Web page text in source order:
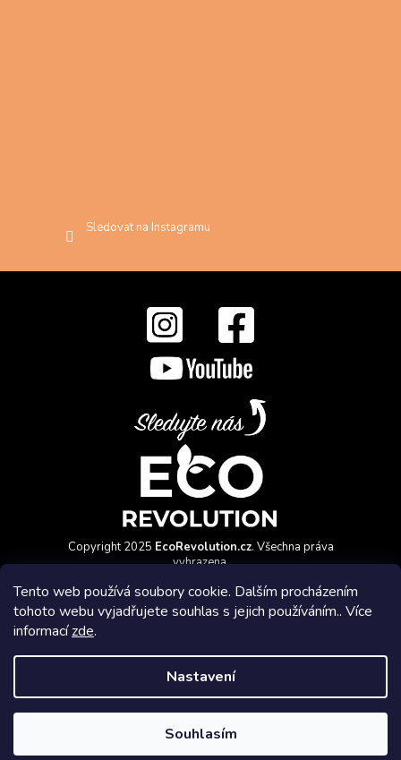
Tento web používá soubory cookie. Dalším procházením
tohoto webu vyjadřujete souhlas s jejich používáním.. Více
informacízde.
Nastavení
Souhlasím
Sledovat na Instagramu
Copyright 2025 EcoRevolution.cz. Všechna práva
vyhrazena.
Affiliate program